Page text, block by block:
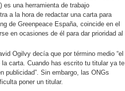
una herramienta de trabajo
a la hora de redactar una carta para
de Greenpeace España, coincide en el
en ocasiones de él para dar prioridad al
Ogilvy decía que por término medio “el
carta. Cuando has escrito tu titular ya te
publicidad”. Sin embargo, las ONGs
poner un titular.